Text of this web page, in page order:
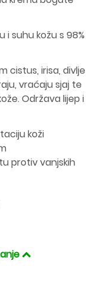
suhu kožu s 98%
cistus, irisa, divlje
vraćaju sjaj te
Održava lijep i
koži
protiv vanjskih